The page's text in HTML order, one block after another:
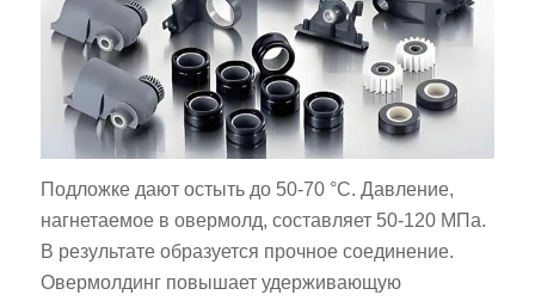
Подложке дают остыть до 50-70 °C. Давление,
нагнетаемое в овермолд, составляет 50-120 МПа.
В результате образуется прочное соединение.
Овермолдинг повышает удерживающую